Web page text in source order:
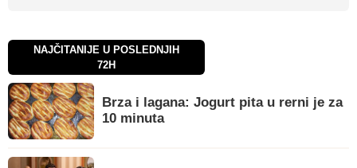
NAJČITANIJE U POSLEDNJIH
72H
Brza i lagana: Jogurt pita u rerni je za
10 minuta